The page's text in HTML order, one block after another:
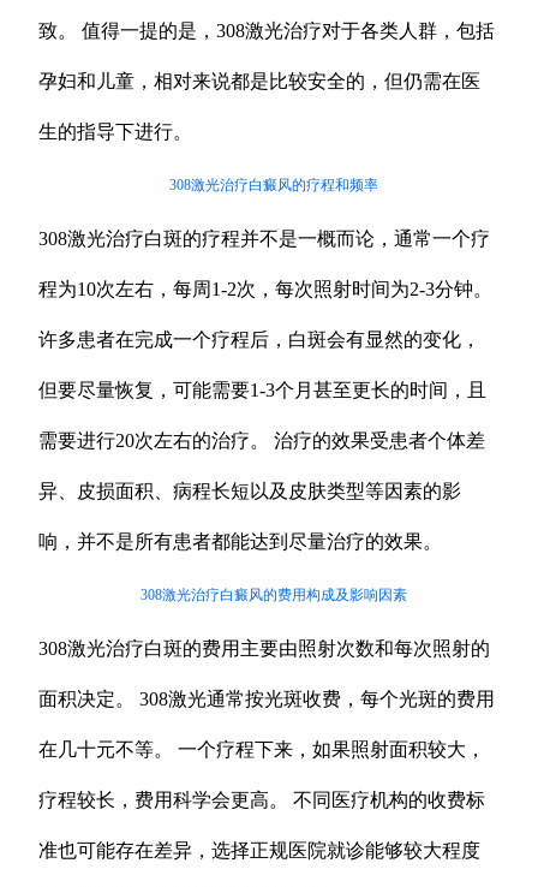
致。 值得一提的是，308激光治疗对于各类人群，包括
孕妇和儿童，相对来说都是比较安全的，但仍需在医
生的指导下进行。
308激光治疗白癜风的疗程和频率
308激光治疗白斑的疗程并不是一概而论，通常一个疗
程为10次左右，每周1-2次，每次照射时间为2-3分钟。
许多患者在完成一个疗程后，白斑会有显然的变化，
但要尽量恢复，可能需要1-3个月甚至更长的时间，且
需要进行20次左右的治疗。 治疗的效果受患者个体差
异、皮损面积、病程长短以及皮肤类型等因素的影
响，并不是所有患者都能达到尽量治疗的效果。
308激光治疗白癜风的费用构成及影响因素
308激光治疗白斑的费用主要由照射次数和每次照射的
面积决定。 308激光通常按光斑收费，每个光斑的费用
在几十元不等。 一个疗程下来，如果照射面积较大，
疗程较长，费用科学会更高。 不同医疗机构的收费标
准也可能存在差异，选择正规医院就诊能够较大程度